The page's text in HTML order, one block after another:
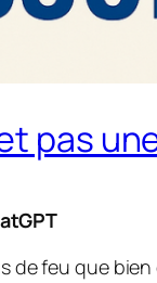
pas
de feu que